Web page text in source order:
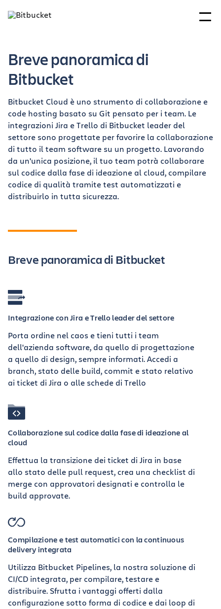
Breve panoramica di
Bitbucket
Bitbucket Cloud è uno strumento di collaborazione e
code hosting basato su Git pensato per i team. Le
integrazioni Jira e Trello di Bitbucket leader del
settore sono progettate per favorire la collaborazione
di tutto il team software su un progetto. Lavorando
da un'unica posizione, il tuo team potrà collaborare
sul codice dalla fase di ideazione al cloud, compilare
codice di qualità tramite test automatizzati e
distribuirlo in tutta sicurezza.
Breve panoramica di Bitbucket
Integrazione con Jira e Trello leader del settore
Porta ordine nel caos e tieni tutti i team
dell'azienda software, da quello di progettazione
a quello di design, sempre informati. Accedi a
branch, stato delle build, commit e stato relativo
ai ticket di Jira o alle schede di Trello
Collaborazione sul codice dalla fase di ideazione al
cloud
Effettua la transizione dei ticket di Jira in base
allo stato delle pull request, crea una checklist di
merge con approvatori designati e controlla le
build approvate.
Compilazione e test automatici con la continuous
delivery integrata
Utilizza Bitbucket Pipelines, la nostra soluzione di
CI/CD integrata, per compilare, testare e
distribuire. Sfrutta i vantaggi offerti dalla
configurazione sotto forma di codice e dai loop di